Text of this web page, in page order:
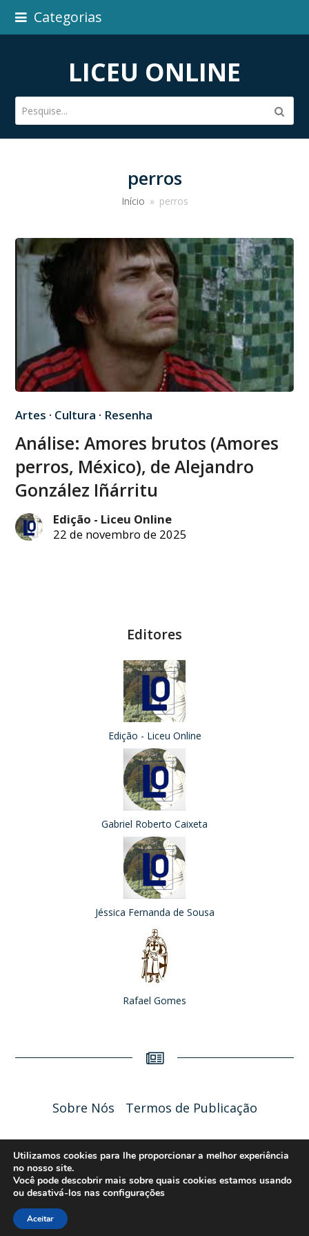
Categorias
LICEU ONLINE
Pesquise...
perros
Início » perros
Artes · Cultura · Resenha
Análise: Amores brutos (Amores
perros, México), de Alejandro
González Iñárritu
Edição - Liceu Online
22 de novembro de 2025
Editores
Edição - Liceu Online
Gabriel Roberto Caixeta
Jéssica Fernanda de Sousa
Rafael Gomes
Sobre Nós Termos de Publicação
Liceu Online 2026 - Política de Privacidade
Utilizamos cookies para lhe proporcionar a melhor experiência
no nosso site.
Você pode descobrir mais sobre quais cookies estamos usando
ou desativá-los nas configurações
Aceitar